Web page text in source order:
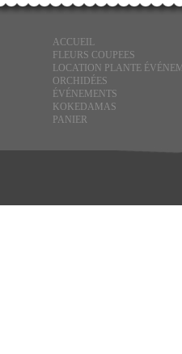
ACCUEIL
FLEURS COUPEES
LOCATION PLANTE
ORCHIDÉES
ÉVÉNEMENTS
KOKEDAMAS
PANIER